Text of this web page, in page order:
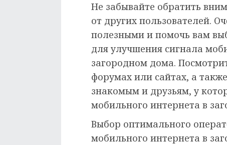
Не забывайте обратить
от других пользователей.
полезными и помочь вам
для улучшения сигнала
загородном дома.
форумах или сайтах, а
знакомым и друзьям, у
мобильного интернета в
Выбор оптимального
мобильного интернета в